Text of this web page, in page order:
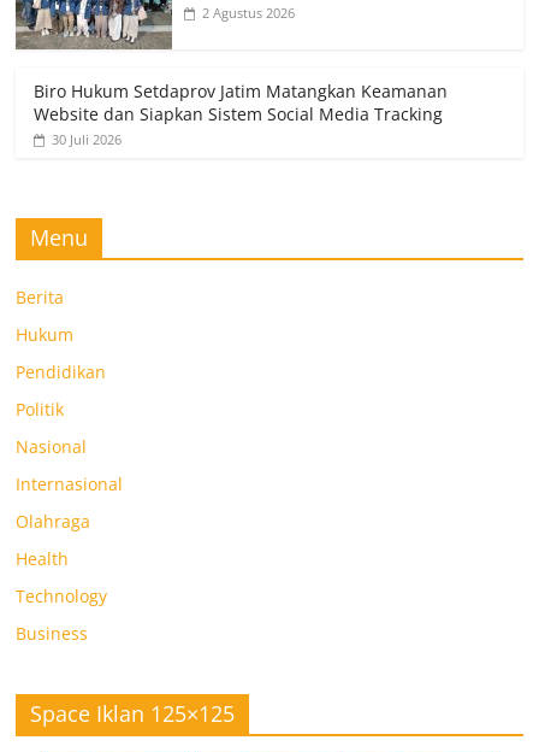
2 Agustus 2026
Biro Hukum Setdaprov Jatim Matangkan Keamanan
Website dan Siapkan Sistem Social Media Tracking
30 Juli 2026
Menu
Berita
Hukum
Pendidikan
Politik
Nasional
Internasional
Olahraga
Health
Technology
Business
Space Iklan 125×125